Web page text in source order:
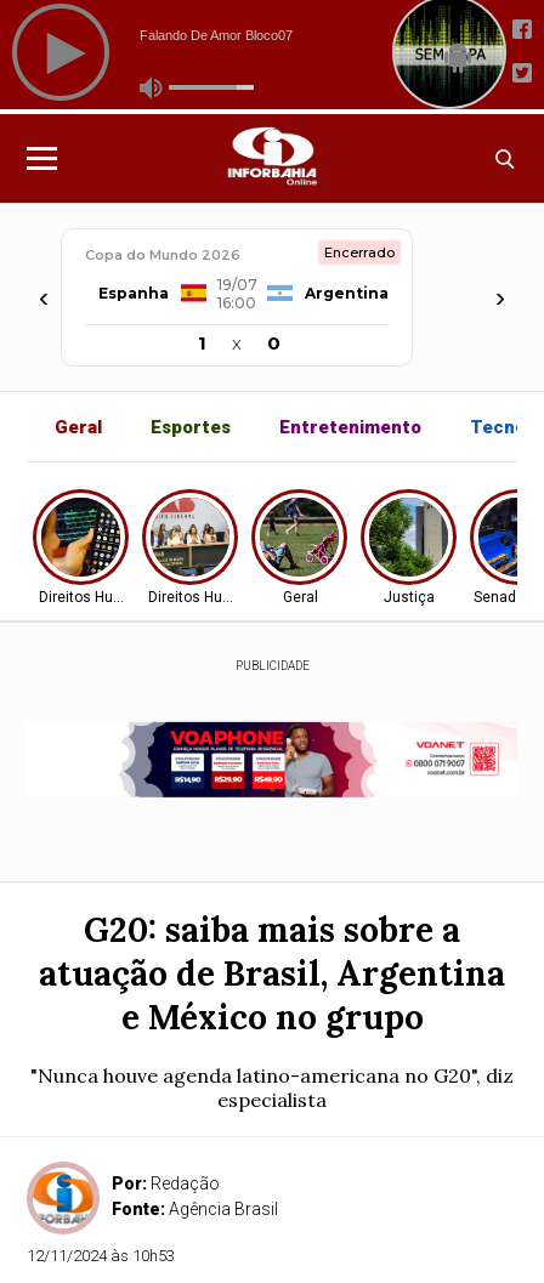
‹
Copa do Mundo 2026 Encerrado
Espanha
19/07
16:00
Argentina
1 x 0
›
Geral Esportes Entretenimento
Direitos HumanosDireitos Humanos Geral Justiça Senado
PUBLICIDADE
G20: saiba mais sobre a
atuação de Brasil, Argentina
e México no grupo
"Nunca houve agenda latino-americana no G20", diz
especialista
Por: Redação
Fonte:Agência Brasil
12/11/2024 às 10h53